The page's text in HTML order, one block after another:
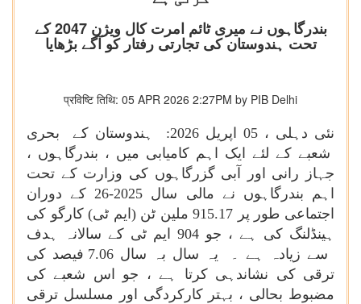
بندرگاہوں نے میری ٹائم امرت کال ویژن 2047 کے
تحت ہندوستان کی تجارتی رفتار کو آگے بڑھایا
प्रविष्टि तिथि: 05 APR 2026 2:27PM by PIB Delhi
نئی دہلی ، 05 اپریل 2026: ہندوستان کے بحری
شعبے کے لئے ایک اہم کامیابی میں ، بندرگاہوں ،
جہاز رانی اور آبی گزرگاہوں کی وزارت کے تحت
اہم بندرگاہوں نے مالی سال 2025-26 کے دوران
اجتماعی طور پر 915.17 ملین ٹن (ایم ٹی) کارگو کی
ہینڈلنگ کی ہے ، جو 904 ایم ٹی کے سالانہ ہدف
سے زیادہ ہے ۔ یہ سال بہ سال 7.06 فیصد کی
ترقی کی نشاندہی کرتا ہے ، جو اس شعبے کی
مضبوط بحالی ، بہتر کارکردگی اور مسلسل ترقی